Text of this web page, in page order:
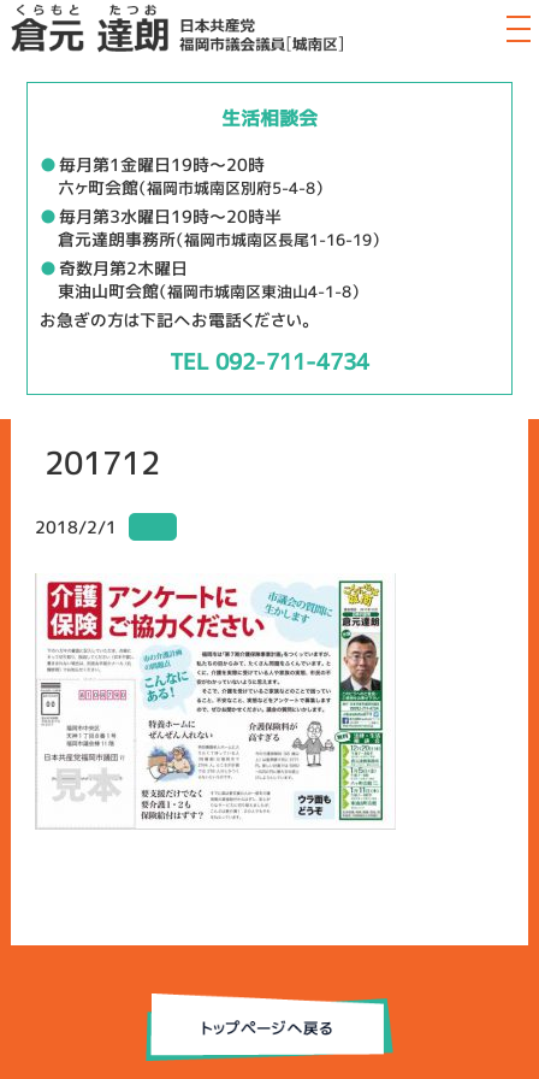
生活相談会
●毎月第1金曜日19時～20時
六ヶ町会館（福岡市城南区別府5-4-8）
●毎月第3水曜日19時～20時半
倉元達朗事務所（福岡市城南区長尾1-16-19）
●奇数月第2木曜日
東油山町会館（福岡市城南区東油山4-1-8）
お急ぎの方は下記へお電話ください。
TEL 092-711-4734
201712
2018/2/1